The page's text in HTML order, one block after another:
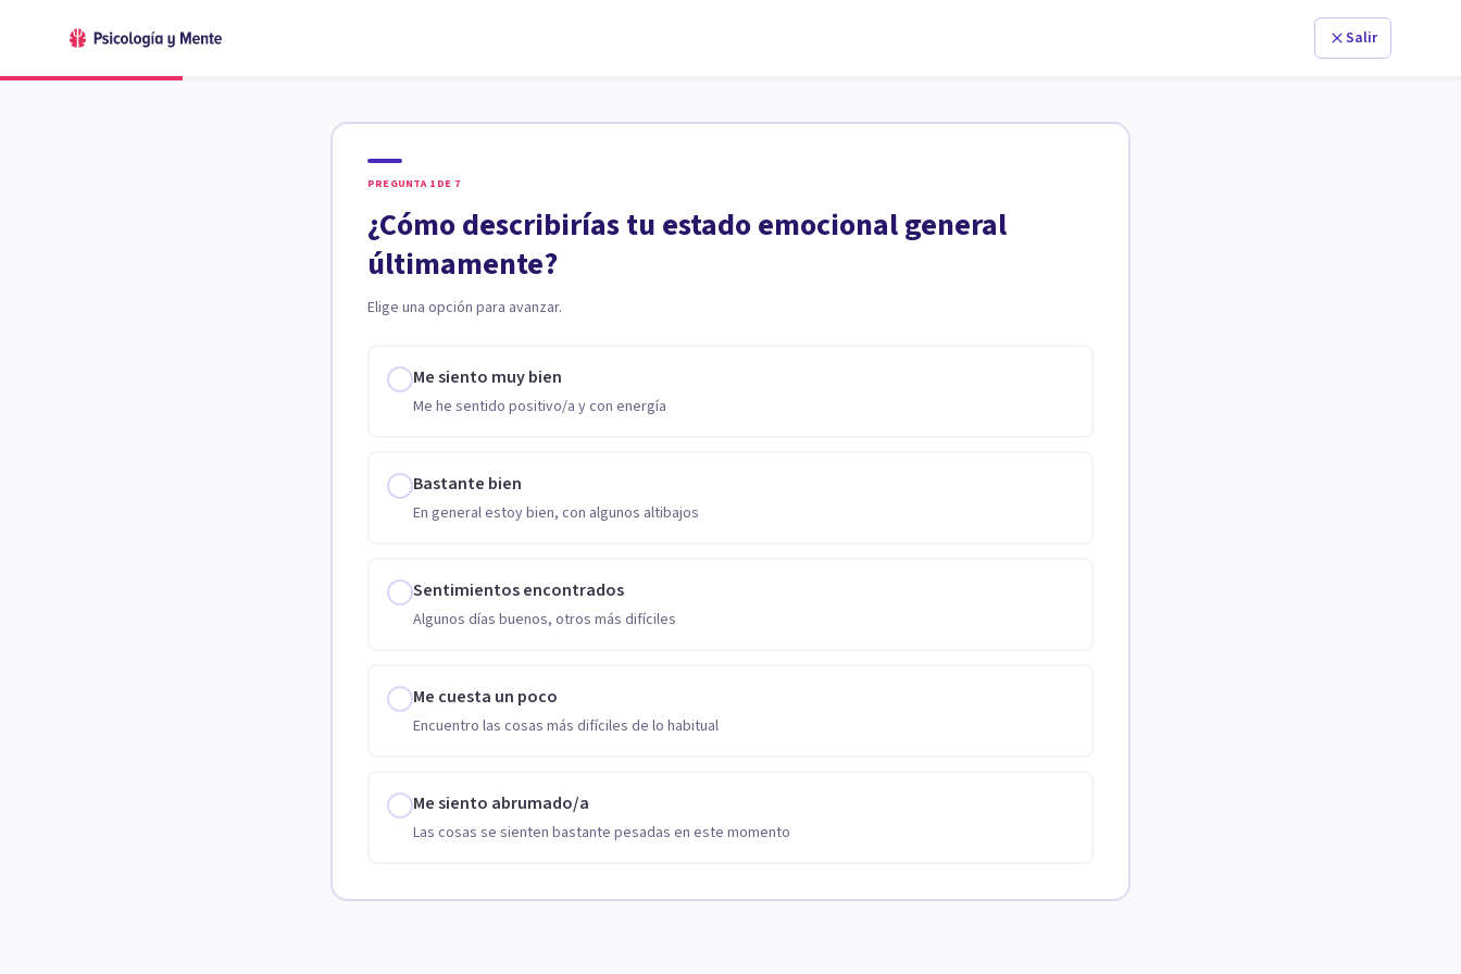
Salir
PREGUNTA 1 DE 7
¿Cómo describirías tu estado emocional general
últimamente?
Elige una opción para avanzar.
Me siento muy bien
Me he sentido positivo/a y con energía
Bastante bien
En general estoy bien, con algunos altibajos
Sentimientos encontrados
Algunos días buenos, otros más difíciles
Me cuesta un poco
Encuentro las cosas más difíciles de lo habitual
Me siento abrumado/a
Las cosas se sienten bastante pesadas en este momento